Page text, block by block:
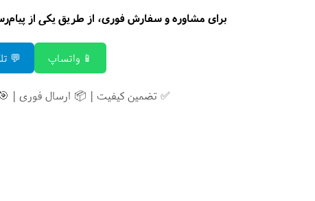
برای مشاوره و سفارش فوری، از طریق یکی از
📱 واتساپ 💬
✅ تضمین کیفیت | 📦 ارسال فوری |